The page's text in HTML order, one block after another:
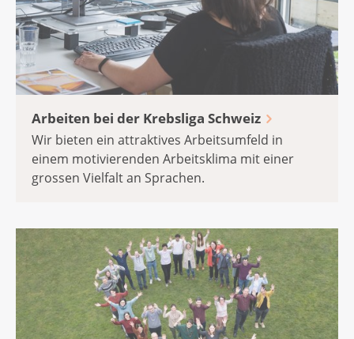
Arbeiten bei der Krebsliga Schweiz
Wir bieten ein attraktives Arbeitsumfeld in
einem motivierenden Arbeitsklima mit einer
grossen Vielfalt an Sprachen.